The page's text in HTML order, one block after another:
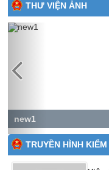
THƯ VIỆN ẢNH
new1
Previous
TRUYỀN HÌNH